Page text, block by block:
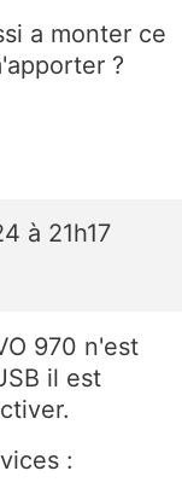
a monter ce
?
à 21h17
970 n'est
il est
: